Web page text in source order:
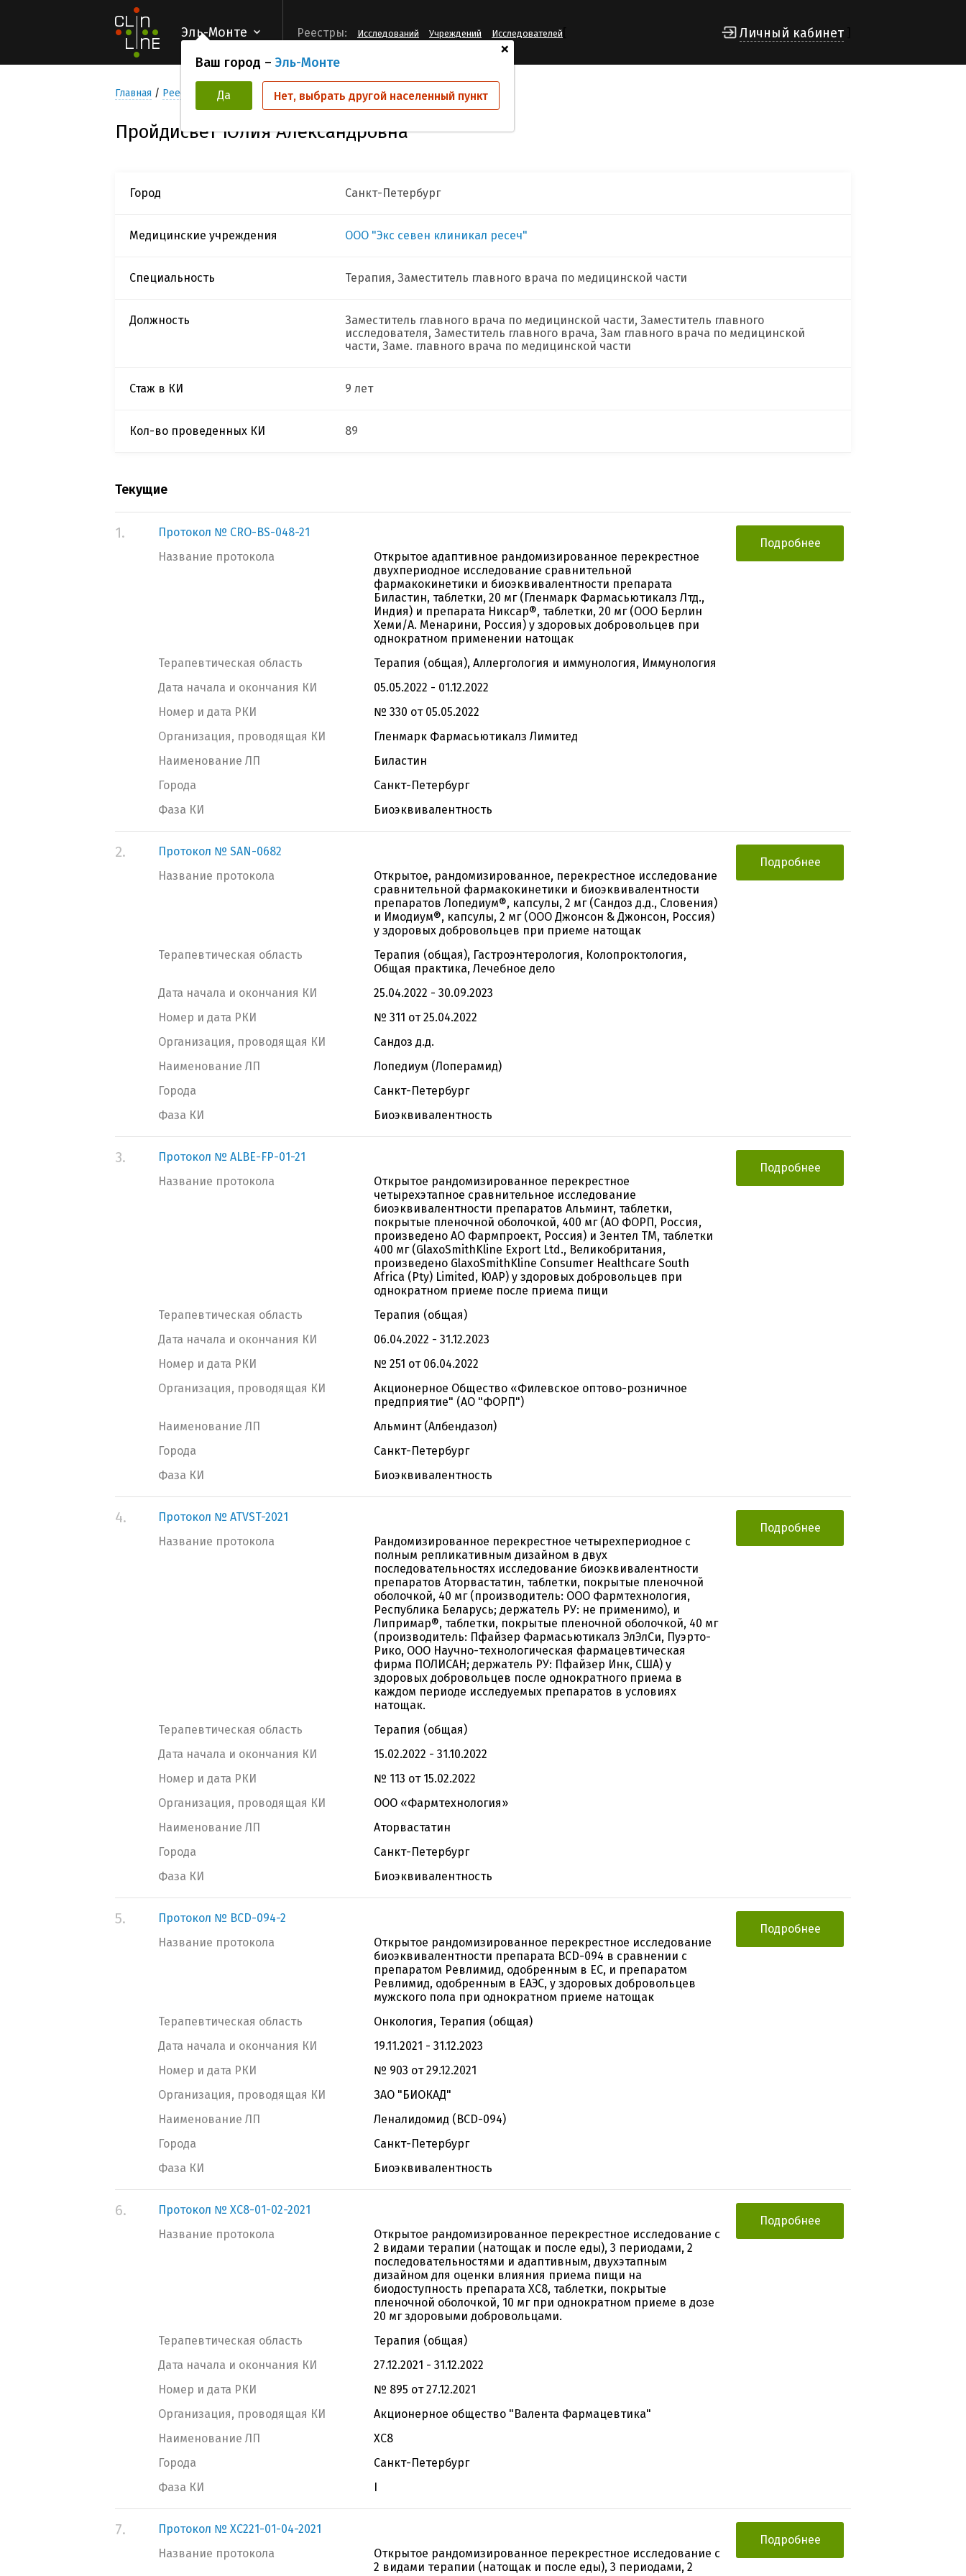
Эль-Монте
+
Ваш город – Эль-Монте
Да Нет, выбрать другой населенный пункт
Реестры: Исследований Учреждений Исследователей Личный кабинет
Главная Реестр Исследователей Пройдисвет Юлия Александровна
Пройдисвет Юлия Александровна
Город Санкт-Петербург
Медицинские учреждения ООО "Экс севен клиникал ресеч"
Специальность Терапия, Заместитель главного врача по медицинской части
Должность
Заместитель главного врача по медицинской части, Заместитель главного
исследователя, Заместитель главного врача, Зам главного врача по медицинской
части, Заме. главного врача по медицинской части
Стаж в КИ 9 лет
Кол-во проведенных КИ 89
Текущие
1.
Протокол № CRO-BS-048-21
Название протокола
Открытое адаптивное рандомизированное перекрестное
двухпериодное исследование сравнительной
фармакокинетики и биоэквивалентности препарата
Биластин, таблетки, 20 мг (Гленмарк Фармасьютикалз Лтд.,
Индия) и препарата Никсар®, таблетки, 20 мг (ООО Берлин
Хеми/А. Менарини, Россия) у здоровых добровольцев при
однократном применении натощак
Терапевтическая область
Терапия (общая), Аллергология и иммунология, Иммунология
Дата начала и окончания КИ
05.05.2022 - 01.12.2022
Номер и дата РКИ
№ 330 от 05.05.2022
Организация, проводящая КИ
Гленмарк Фармасьютикалз Лимитед
Наименование ЛП
Биластин
Города
Санкт-Петербург
Фаза КИ
Биоэквивалентность
Подробнее
2.
Протокол № SAN-0682
Название протокола
Открытое, рандомизированное, перекрестное исследование
сравнительной фармакокинетики и биоэквивалентности
препаратов Лопедиум®, капсулы, 2 мг (Сандоз д.д., Словения)
и Имодиум®, капсулы, 2 мг (ООО Джонсон & Джонсон, Россия)
у здоровых добровольцев при приеме натощак
Терапевтическая область
Терапия (общая), Гастроэнтерология, Колопроктология,
Общая практика, Лечебное дело
Дата начала и окончания КИ
25.04.2022 - 30.09.2023
Номер и дата РКИ
№ 311 от 25.04.2022
Организация, проводящая КИ
Сандоз д.д.
Наименование ЛП
Лопедиум (Лоперамид)
Города
Санкт-Петербург
Фаза КИ
Биоэквивалентность
Подробнее
3.
Протокол № ALBE-FP-01-21
Название протокола
Открытое рандомизированное перекрестное
четырехэтапное сравнительное исследование
биоэквивалентности препаратов Альминт, таблетки,
покрытые пленочной оболочкой, 400 мг (АО ФОРП, Россия,
произведено АО Фармпроект, Россия) и Зентел ТМ, таблетки
400 мг (GlaxoSmithKline Export Ltd., Великобритания,
произведено GlaxoSmithKline Consumer Healthcare South
Africa (Pty) Limited, ЮАР) у здоровых добровольцев при
однократном приеме после приема пищи
Терапевтическая область
Терапия (общая)
Дата начала и окончания КИ
06.04.2022 - 31.12.2023
Номер и дата РКИ
№ 251 от 06.04.2022
Организация, проводящая КИ
Акционерное Общество «Филевское оптово-розничное
предприятие" (АО "ФОРП")
Наименование ЛП
Альминт (Албендазол)
Города
Санкт-Петербург
Фаза КИ
Биоэквивалентность
Подробнее
4.
Протокол № ATVST-2021
Название протокола
Рандомизированное перекрестное четырехпериодное с
полным репликативным дизайном в двух
последовательностях исследование биоэквивалентности
препаратов Аторвастатин, таблетки, покрытые пленочной
оболочкой, 40 мг (производитель: ООО Фармтехнология,
Республика Беларусь; держатель РУ: не применимо), и
Липримар®, таблетки, покрытые пленочной оболочкой, 40 мг
(производитель: Пфайзер Фармасьютикалз ЭлЭлСи, Пуэрто-
Рико, ООО Научно-технологическая фармацевтическая
фирма ПОЛИСАН; держатель РУ: Пфайзер Инк, США) у
здоровых добровольцев после однократного приема в
каждом периоде исследуемых препаратов в условиях
натощак.
Терапевтическая область
Терапия (общая)
Дата начала и окончания КИ
15.02.2022 - 31.10.2022
Номер и дата РКИ
№ 113 от 15.02.2022
Организация, проводящая КИ
ООО «Фармтехнология»
Наименование ЛП
Аторвастатин
Города
Санкт-Петербург
Фаза КИ
Биоэквивалентность
Подробнее
5.
Протокол № BCD-094-2
Название протокола
Открытое рандомизированное перекрестное исследование
биоэквивалентности препарата BCD-094 в сравнении с
препаратом Ревлимид, одобренным в ЕС, и препаратом
Ревлимид, одобренным в ЕАЭС, у здоровых добровольцев
мужского пола при однократном приеме натощак
Терапевтическая область
Онкология, Терапия (общая)
Дата начала и окончания КИ
19.11.2021 - 31.12.2023
Номер и дата РКИ
№ 903 от 29.12.2021
Организация, проводящая КИ
ЗАО "БИОКАД"
Наименование ЛП
Леналидомид (BCD-094)
Города
Санкт-Петербург
Фаза КИ
Биоэквивалентность
Подробнее
6.
Протокол № ХС8-01-02-2021
Название протокола
Открытое рандомизированное перекрестное исследование с
2 видами терапии (натощак и после еды), 3 периодами, 2
последовательностями и адаптивным, двухэтапным
дизайном для оценки влияния приема пищи на
биодоступность препарата ХС8, таблетки, покрытые
пленочной оболочкой, 10 мг при однократном приеме в дозе
20 мг здоровыми добровольцами.
Терапевтическая область
Терапия (общая)
Дата начала и окончания КИ
27.12.2021 - 31.12.2022
Номер и дата РКИ
№ 895 от 27.12.2021
Организация, проводящая КИ
Акционерное общество "Валента Фармацевтика"
Наименование ЛП
ХС8
Города
Санкт-Петербург
Фаза КИ
I
Подробнее
7.
Протокол № ХС221-01-04-2021
Название протокола
Открытое рандомизированное перекрестное исследование с
2 видами терапии (натощак и после еды), 3 периодами, 2
Подробнее